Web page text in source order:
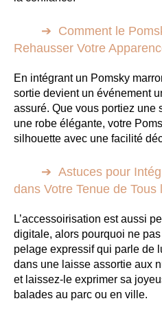
Comment le
Rehausser Votre
En intégrant un Pomsky
sortie devient un événement
assuré. Que vous portiez une
une robe élégante, votre
silhouette avec une facilité
Astuces pour
dans Votre Tenue de Tous
L’accessoirisation est aussi
digitale, alors pourquoi ne
pelage expressif qui parle de
dans une laisse assortie aux
et laissez-le exprimer sa
balades au parc ou en ville.